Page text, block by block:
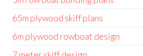
65m plywood skiff plans
6m plywood rowboat design